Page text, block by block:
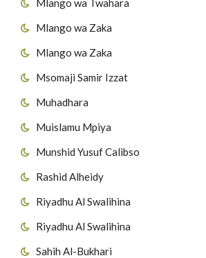
Mlango wa Twahara
Mlango wa Zaka
Mlango wa Zaka
Msomaji Samir Izzat
Muhadhara
Muislamu Mpiya
Munshid Yusuf Calibso
Rashid Alheidy
Riyadhu Al Swalihina
Riyadhu Al Swalihina
Sahih Al-Bukhari